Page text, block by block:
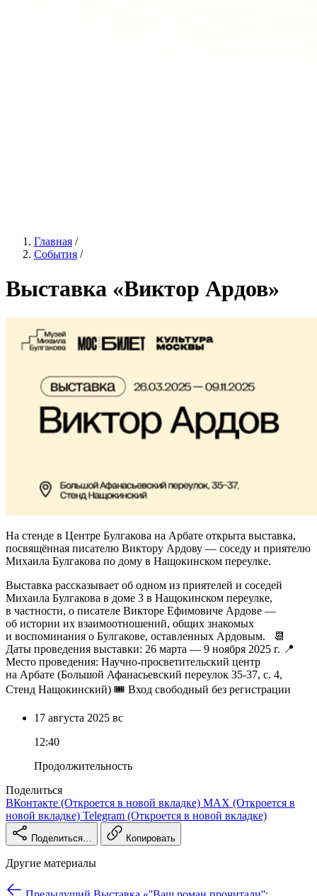
Главная /
События /
Выставка «Виктор Ардов»
На стенде в Центре Булгакова на Арбате открыта выставка,
посвящённая писателю Виктору Ардову — соседу и приятелю
Михаила Булгакова по дому в Нащокинском переулке.
Выставка рассказывает об одном из приятелей и соседей
Михаила Булгакова в доме 3 в Нащокинском переулке,
в частности, о писателе Викторе Ефимовиче Ардове —
об истории их взаимоотношений, общих знакомых
и воспоминания о Булгакове, оставленных Ардовым. 📆
Даты проведения выставки: 26 марта — 9 ноября 2025 г. 📍
Место проведения: Научно‑просветительский центр
на Арбате (Большой Афанасьевский переулок 35-37, с. 4,
Стенд Нащокинский) 🎟 Вход свободный без регистрации
17 августа 2025 вс
12:40
Продолжительность
Поделиться
ВКонтакте (Откроется в новой вкладке) MAX (Откроется в
новой вкладке) Telegram (Откроется в новой вкладке)
Поделиться… Копировать
Другие материалы